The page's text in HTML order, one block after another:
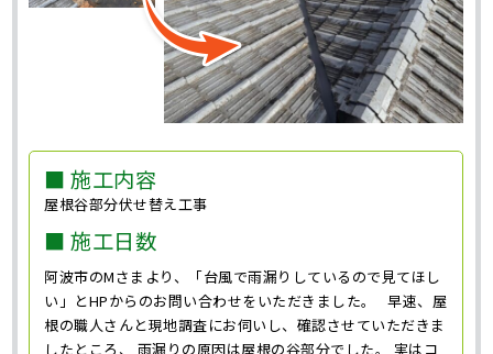
■ 施工内容
屋根谷部分伏せ替え工事
■ 施工日数
阿波市のMさまより、「台風で雨漏りしているので見てほし
い」とHPからのお問い合わせをいただきました。 早速、屋
根の職人さんと現地調査にお伺いし、確認させていただきま
したところ、 雨漏りの原因は屋根の谷部分でした。 実はコ